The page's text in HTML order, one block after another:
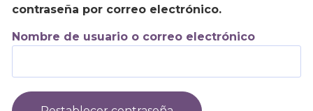
contraseña por correo electrónico.
Nombre de usuario o correo electrónico